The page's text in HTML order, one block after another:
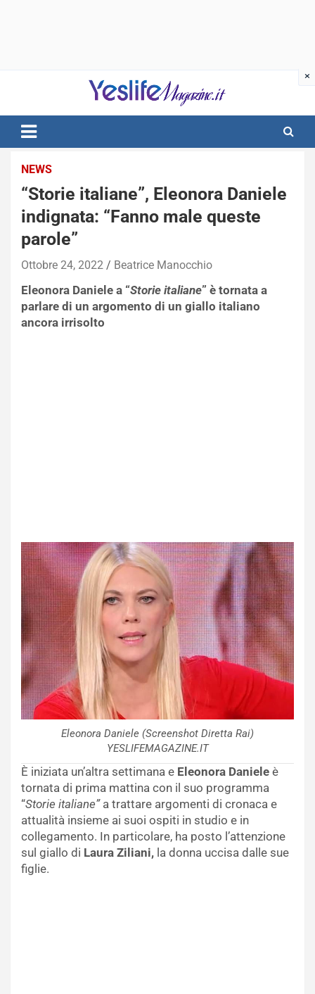
notizie di intrattenimento
NEWS
“Storie italiane”, Eleonora Daniele
indignata: “Fanno male queste
parole”
Ottobre 24, 2022 Beatrice Manocchio
Eleonora Daniele a “Storie italiane” è tornata a
parlare di un argomento di un giallo italiano
ancora irrisolto
Eleonora Daniele (Screenshot Diretta Rai)
YESLIFEMAGAZINE.IT
È iniziata un’altra settimana e Eleonora Daniele è
tornata di prima mattina con il suo programma
“Storie italiane”a trattare argomenti di cronaca e
attualità insieme ai suoi ospiti in studio e in
collegamento. In particolare, ha posto l’attenzione
sul giallo di Laura Ziliani, la donna uccisa dalle sue
figlie.